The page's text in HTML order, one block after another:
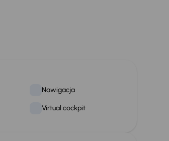
Nawigacja
Virtual cockpit